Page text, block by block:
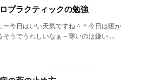
プラクティックの勉強
ー今日はいい天気ですね＾＾今日は暖か
そうでうれしいなぁ～寒いのは嫌い ...